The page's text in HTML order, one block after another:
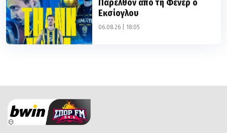
Παρελθόν από τη Φενέρ ο
Εκσίογλου
06.08.26 | 18:05